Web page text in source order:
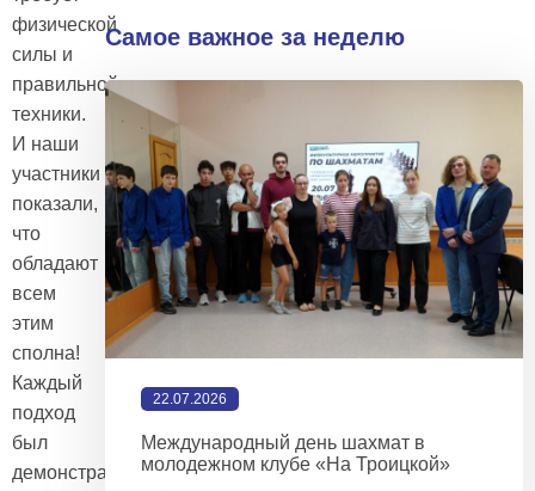
физической
силы и
правильной
техники.
И наши
участники
показали,
что
обладают
всем
этим
сполна!
Каждый
подход
был
демонстрацией
Самое важное за неделю
22.07.2026
Международный день шахмат в
молодежном клубе «На Троицкой»